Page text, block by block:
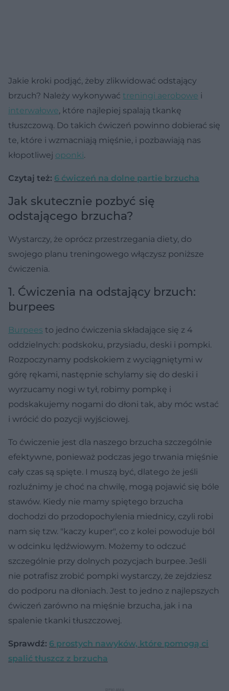
Jakie kroki podjąć, żeby zlikwidować odstający
brzuch? Należy wykonywać treningi aerobowe i
interwałowe, które najlepiej spalają tkankę
tłuszczową. Do takich ćwiczeń powinno dobierać się
te, które i wzmacniają mięśnie, i pozbawiają nas
kłopotliwej oponki.
Czytaj też: 6 ćwiczeń na dolne partie brzucha
Jak skutecznie pozbyć się
odstającego brzucha?
Wystarczy, że oprócz przestrzegania diety, do
swojego planu treningowego włączysz poniższe
ćwiczenia.
1. Ćwiczenia na odstający brzuch:
burpees
Burpees to jedno ćwiczenia składające się z 4
oddzielnych: podskoku, przysiadu, deski i pompki.
Rozpoczynamy podskokiem z wyciągniętymi w
górę rękami, następnie schylamy się do deski i
wyrzucamy nogi w tył, robimy pompkę i
podskakujemy nogami do dłoni tak, aby móc wstać
i wrócić do pozycji wyjściowej.
To ćwiczenie jest dla naszego brzucha szczególnie
efektywne, ponieważ podczas jego trwania mięśnie
cały czas są spięte. I muszą być, dlatego że jeśli
rozluźnimy je choć na chwilę, mogą pojawić się bóle
stawów. Kiedy nie mamy spiętego brzucha
dochodzi do przodopochylenia miednicy, czyli robi
nam się tzw. "kaczy kuper", co z kolei powoduje ból
w odcinku lędźwiowym. Możemy to odczuć
szczególnie przy dolnych pozycjach burpee. Jeśli
nie potrafisz zrobić pompki wystarczy, że zejdziesz
do podporu na dłoniach. Jest to jedno z najlepszych
ćwiczeń zarówno na mięśnie brzucha, jak i na
spalenie tkanki tłuszczowej.
Sprawdź: 6 prostych nawyków, które pomogą ci
spalić tłuszcz z brzucha